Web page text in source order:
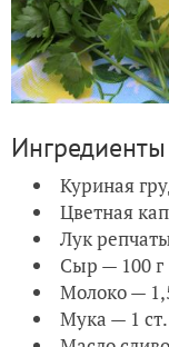
Ингредиенты
Куриная
Цветная
Лук
Сыр — 100 г
Молоко —
Мука — 1